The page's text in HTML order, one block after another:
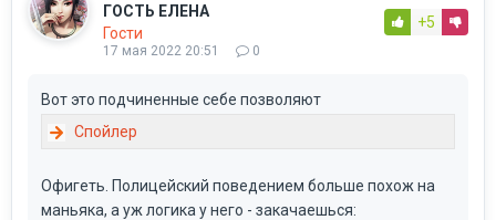
ГОСТЬ ЕЛЕНА
Гости
17 мая 2022 20:51 0
+5
Вот это подчиненные себе позволяют
Офигеть. Полицейский поведением больше похож на
маньяка, а уж логика у него - закачаешься: